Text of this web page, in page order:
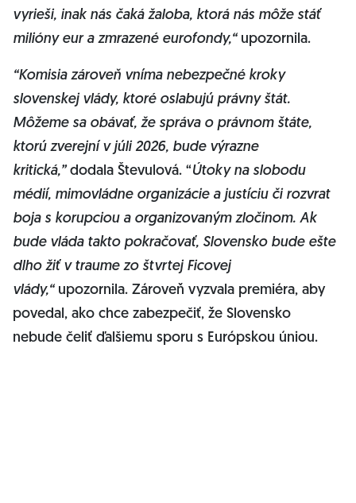
vyrieši, inak nás čaká žaloba, ktorá nás môže stáť
milióny eur a zmrazené eurofondy,“upozornila.
“Komisia zároveň vníma nebezpečné kroky
slovenskej vlády, ktoré oslabujú právny štát.
Môžeme sa obávať, že správa o právnom štáte,
ktorú zverejní v júli 2026, bude výrazne
kritická,”dodala Števulová. “Útoky na slobodu
médií, mimovládne organizácie a justíciu či rozvrat
boja s korupciou a organizovaným zločinom. Ak
bude vláda takto pokračovať, Slovensko bude ešte
dlho žiť v traume zo štvrtej Ficovej
vlády,“ upozornila. Zároveň vyzvala premiéra, aby
povedal, ako chce zabezpečiť, že Slovensko
nebude čeliť ďalšiemu sporu s Európskou úniou.